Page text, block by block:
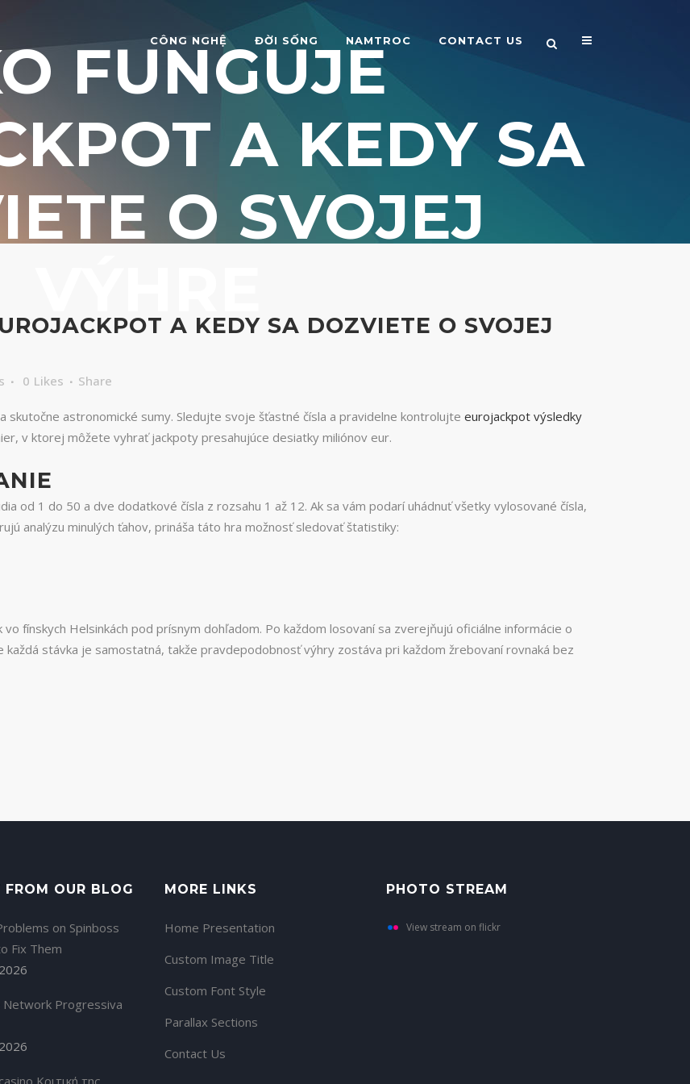
CÔNG NGHỆ ĐỜI SỐNG NAMTROC CONTACT US
FUNGUJE
A KEDY SA
O SVOJEJ
A KEDY SA DOZVIETE O SVOJEJ
0 Likes Share
skutočne astronomické sumy. Sledujte svoje šťastné čísla a pravidelne kontrolujte eurojackpot výsledky
v ktorej môžete vyhrať jackpoty presahujúce desiatky miliónov eur.
od 1 do 50 a dve dodatkové čísla z rozsahu 1 až 12. Ak sa vám podarí uhádnuť všetky vylosované čísla,
analýzu minulých ťahov, prináša táto hra možnosť sledovať štatistiky:
fínskych Helsinkách pod prísnym dohľadom. Po každom losovaní sa zverejňujú oficiálne informácie o
stávka je samostatná, takže pravdepodobnosť výhry zostáva pri každom žrebovaní rovnaká bez
FROM OUR BLOG
on Spinboss
Fix Them
Network Progressiva
Κριτική της
MORE LINKS
Home Presentation
Custom Image Title
Custom Font Style
Parallax Sections
Contact Us
PHOTO STREAM
View stream on flickr